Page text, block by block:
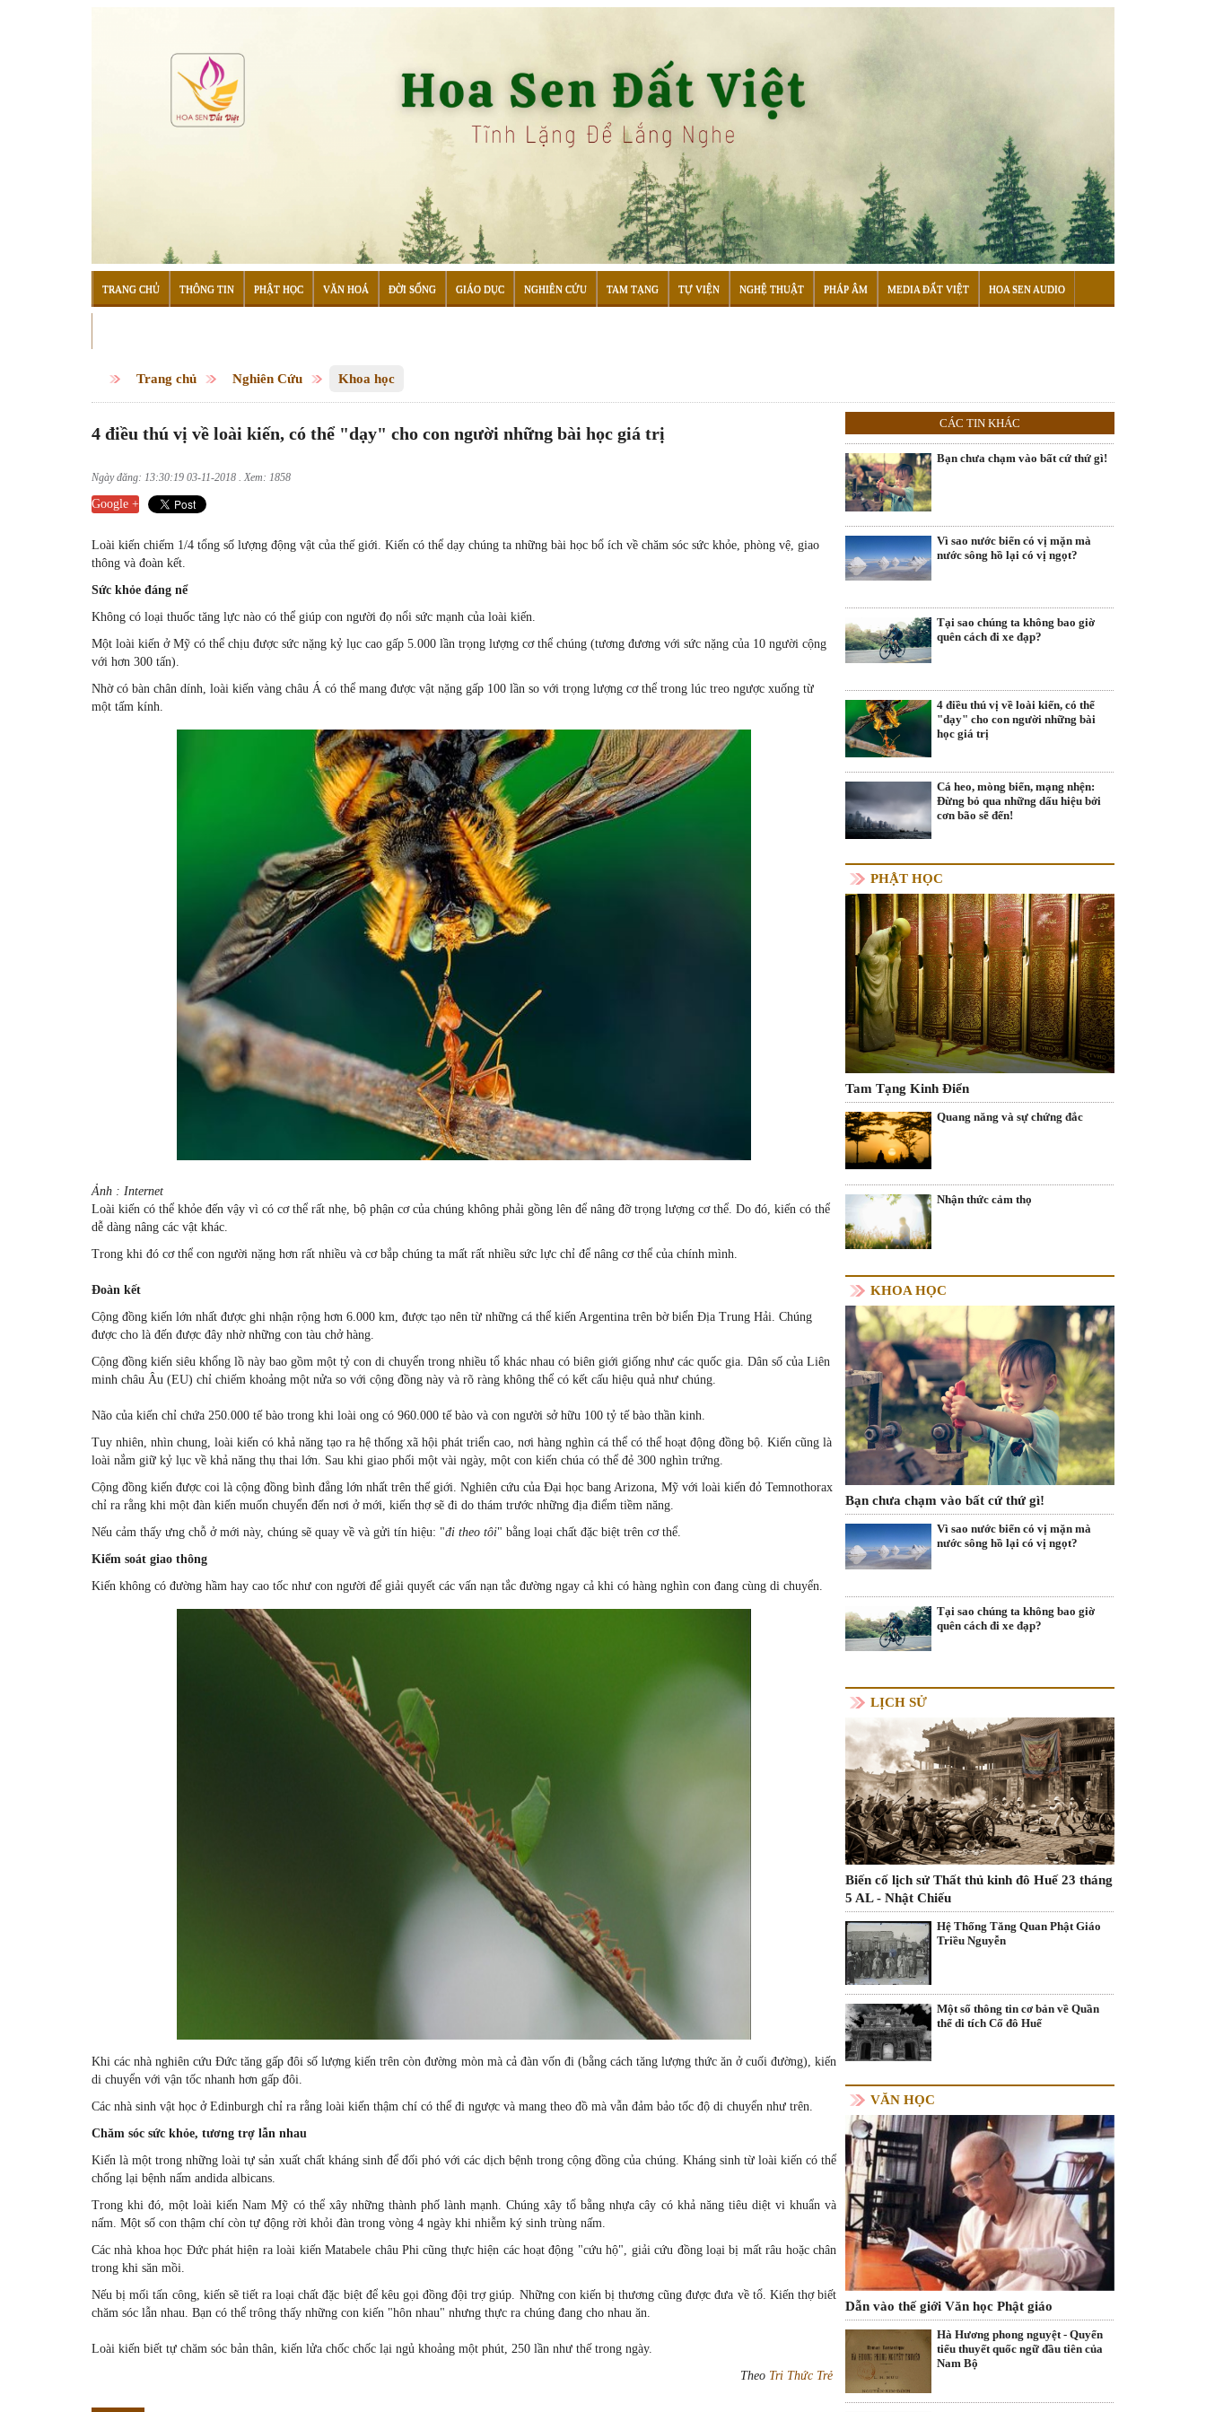
TRANG CHỦ THÔNG TIN PHẬT HỌC VĂN HOÁ ĐỜI SỐNG GIÁO DỤC NGHIÊN CỨU TAM TẠNG TỰ VIỆN NGHỆ THUẬT PHÁP ÂM MEDIA ĐẤT VIỆT HOA SEN AUDIO
Trang chủ Nghiên Cứu Khoa học
4 điều thú vị về loài kiến, có thể "dạy" cho con người những bài học giá trị
Ngày đăng: 13:30:19 03-11-2018 . Xem: 1858
Google +
Loài kiến chiếm 1/4 tổng số lượng động vật của thế giới. Kiến có thể dạy chúng ta những bài học bổ ích về chăm sóc sức khỏe, phòng vệ, giao
thông và đoàn kết.
Sức khỏe đáng nể
Không có loại thuốc tăng lực nào có thể giúp con người đọ nổi sức mạnh của loài kiến.
Một loài kiến ở Mỹ có thể chịu được sức nặng kỷ lục cao gấp 5.000 lần trọng lượng cơ thể chúng (tương đương với sức nặng của 10 người cộng
với hơn 300 tấn).
Nhờ có bàn chân dính, loài kiến vàng châu Á có thể mang được vật nặng gấp 100 lần so với trọng lượng cơ thể trong lúc treo ngược xuống từ
một tấm kính.
Ảnh : Internet
Loài kiến có thể khỏe đến vậy vì có cơ thể rất nhẹ, bộ phận cơ của chúng không phải gồng lên để nâng đỡ trọng lượng cơ thể. Do đó, kiến có thể
dễ dàng nâng các vật khác.
Trong khi đó cơ thể con người nặng hơn rất nhiều và cơ bắp chúng ta mất rất nhiều sức lực chỉ để nâng cơ thể của chính mình.
Đoàn kết
Cộng đồng kiến lớn nhất được ghi nhận rộng hơn 6.000 km, được tạo nên từ những cá thể kiến Argentina trên bờ biển Địa Trung Hải. Chúng
được cho là đến được đây nhờ những con tàu chở hàng.
Cộng đồng kiến siêu khổng lồ này bao gồm một tỷ con di chuyển trong nhiều tổ khác nhau có biên giới giống như các quốc gia. Dân số của Liên
minh châu Âu (EU) chỉ chiếm khoảng một nửa so với cộng đồng này và rõ ràng không thể có kết cấu hiệu quả như chúng.
Não của kiến chỉ chứa 250.000 tế bào trong khi loài ong có 960.000 tế bào và con người sở hữu 100 tỷ tế bào thần kinh.
Tuy nhiên, nhìn chung, loài kiến có khả năng tạo ra hệ thống xã hội phát triển cao, nơi hàng nghìn cá thể có thể hoạt động đồng bộ. Kiến cũng là
loài nắm giữ kỷ lục về khả năng thụ thai lớn. Sau khi giao phối một vài ngày, một con kiến chúa có thể đẻ 300 nghìn trứng.
Cộng đồng kiến được coi là cộng đồng bình đẳng lớn nhất trên thế giới. Nghiên cứu của Đại học bang Arizona, Mỹ với loài kiến đỏ Temnothorax
chỉ ra rằng khi một đàn kiến muốn chuyển đến nơi ở mới, kiến thợ sẽ đi do thám trước những địa điểm tiềm năng.
Nếu cảm thấy ưng chỗ ở mới này, chúng sẽ quay về và gửi tín hiệu: "đi theo tôi" bằng loại chất đặc biệt trên cơ thể.
Kiểm soát giao thông
Kiến không có đường hầm hay cao tốc như con người để giải quyết các vấn nạn tắc đường ngay cả khi có hàng nghìn con đang cùng di chuyển.
Khi các nhà nghiên cứu Đức tăng gấp đôi số lượng kiến trên còn đường mòn mà cả đàn vốn đi (bằng cách tăng lượng thức ăn ở cuối đường), kiến
di chuyển với vận tốc nhanh hơn gấp đôi.
Các nhà sinh vật học ở Edinburgh chỉ ra rằng loài kiến thậm chí có thể đi ngược và mang theo đồ mà vẫn đảm bảo tốc độ di chuyển như trên.
Chăm sóc sức khỏe, tương trợ lẫn nhau
Kiến là một trong những loài tự sản xuất chất kháng sinh để đối phó với các dịch bệnh trong cộng đồng của chúng. Kháng sinh từ loài kiến có thể
chống lại bệnh nấm andida albicans.
Trong khi đó, một loài kiến Nam Mỹ có thể xây những thành phố lành mạnh. Chúng xây tổ bằng nhựa cây có khả năng tiêu diệt vi khuẩn và
nấm. Một số con thậm chí còn tự động rời khỏi đàn trong vòng 4 ngày khi nhiễm ký sinh trùng nấm.
Các nhà khoa học Đức phát hiện ra loài kiến Matabele châu Phi cũng thực hiện các hoạt động "cứu hộ", giải cứu đồng loại bị mất râu hoặc chân
trong khi săn mồi.
Nếu bị mối tấn công, kiến sẽ tiết ra loại chất đặc biệt để kêu gọi đồng đội trợ giúp. Những con kiến bị thương cũng được đưa về tổ. Kiến thợ biết
chăm sóc lẫn nhau. Bạn có thể trông thấy những con kiến "hôn nhau" nhưng thực ra chúng đang cho nhau ăn.
Loài kiến biết tự chăm sóc bản thân, kiến lửa chốc chốc lại ngủ khoảng một phút, 250 lần như thế trong ngày.
Theo Tri Thức Trẻ
CÁC TIN KHÁC
Bạn chưa chạm vào bất cứ thứ gì!
Vì sao nước biển có vị mặn mà
nước sông hồ lại có vị ngọt?
Tại sao chúng ta không bao giờ
quên cách đi xe đạp?
4 điều thú vị về loài kiến, có thể
"dạy" cho con người những bài
học giá trị
Cá heo, mòng biển, mạng nhện:
Đừng bỏ qua những dấu hiệu bởi
cơn bão sẽ đến!
PHẬT HỌC
Tam Tạng Kinh Điển
Quang năng và sự chứng đắc
Nhận thức cảm thọ
KHOA HỌC
Bạn chưa chạm vào bất cứ thứ gì!
Vì sao nước biển có vị mặn mà
nước sông hồ lại có vị ngọt?
Tại sao chúng ta không bao giờ
quên cách đi xe đạp?
LỊCH SỬ
Biến cố lịch sử Thất thủ kinh đô Huế 23 tháng
5 AL - Nhật Chiếu
Hệ Thống Tăng Quan Phật Giáo
Triều Nguyễn
Một số thông tin cơ bản về Quần
thể di tích Cố đô Huế
VĂN HỌC
Dẫn vào thế giới Văn học Phật giáo
Hà Hương phong nguyệt - Quyển
tiểu thuyết quốc ngữ đầu tiên của
Nam Bộ